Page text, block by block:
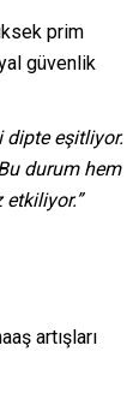
prim
güvenlik
dipte eşitliyor.
durum hem
artışları